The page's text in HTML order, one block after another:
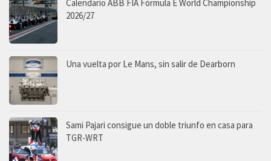
Calendario ABB FIA Fórmula E World Championship
2026/27
Una vuelta por Le Mans, sin salir de Dearborn
Sami Pajari consigue un doble triunfo en casa para
TGR-WRT